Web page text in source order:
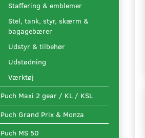
Staffering & emblemer
Stel, tank, styr, skærm &
bagagebærer
Udstyr & tilbehør
Udstødning
Værktøj
Puch Maxi 2 gear / KL / KSL
Puch Grand Prix & Monza
Puch MS 50